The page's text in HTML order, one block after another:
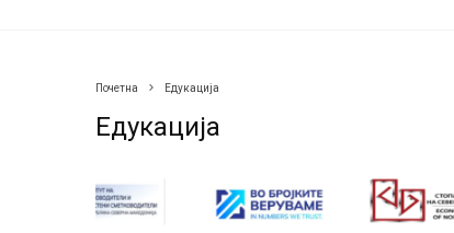
Почетна Едукација
Едукација